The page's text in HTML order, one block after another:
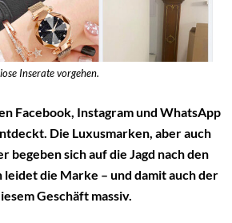
Inserate vorgehen.
Facebook, Instagram und WhatsApp
Die Luxusmarken, aber auch
begeben sich auf die Jagd nach den
leidet die Marke – und damit auch der
Geschäft massiv.